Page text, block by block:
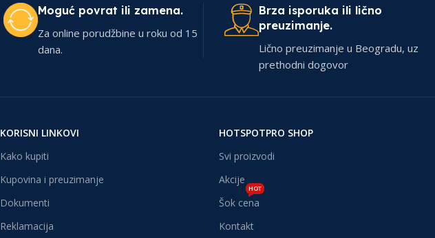
Moguć povrat ili zamena.
Za online porudžbine u roku od 15
dana.
Brza isporuka ili lično
preuzimanje.
Lično preuzimanje u Beogradu, uz
prethodni dogovor
KORISNI LINKOVI
Kako kupiti
Kupovina i preuzimanje
Dokumenti
Reklamacija
HOTSPOTPRO SHOP
Svi proizvodi
Akcije
Šok cena
HOT
Kontakt